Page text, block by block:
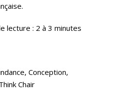
lecture : 2 à 3 minutes
Conception,
Chair